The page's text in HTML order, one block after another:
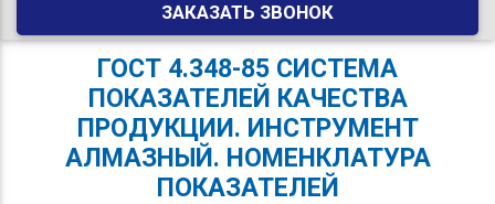
ЗАКАЗАТЬ ЗВОНОК
ГОСТ 4.348-85 СИСТЕМА
ПОКАЗАТЕЛЕЙ КАЧЕСТВА
ПРОДУКЦИИ. ИНСТРУМЕНТ
АЛМАЗНЫЙ. НОМЕНКЛАТУРА
ПОКАЗАТЕЛЕЙ